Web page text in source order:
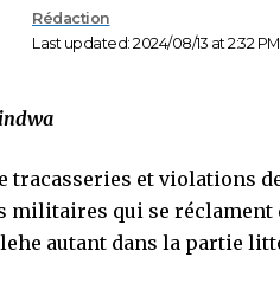
Last updated: 2024/08/13 at 2:32 PM
Rédaction
tracasseries et violations
militaires qui se réclament
autant dans la partie